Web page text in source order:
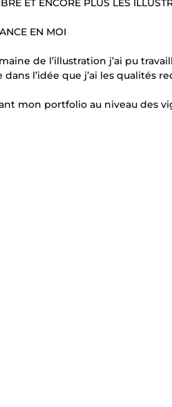
ET ENCORE PLUS LES
EN MOI
de l’illustration j’ai pu
l’idée que j’ai les qualités
mon portfolio au niveau des